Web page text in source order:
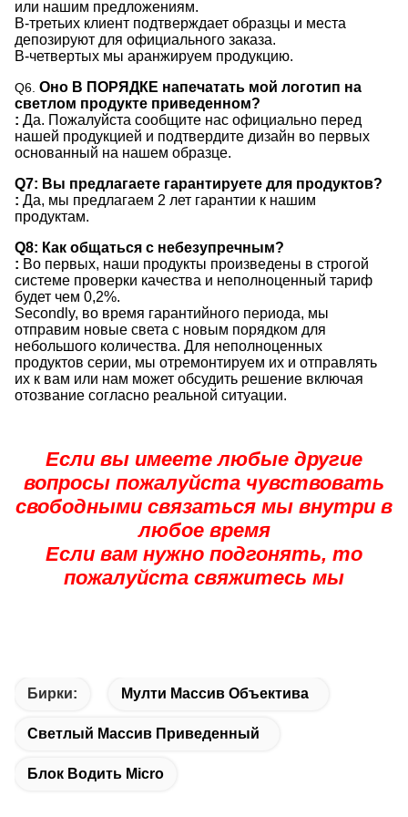
или нашим предложениям.
В-третьих клиент подтверждает образцы и места
депозируют для официального заказа.
В-четвертых мы аранжируем продукцию.
Q6. Оно В ПОРЯДКЕ напечатать мой логотип на
светлом продукте приведенном?
: Да. Пожалуйста сообщите нас официально перед
нашей продукцией и подтвердите дизайн во первых
основанный на нашем образце.
Q7: Вы предлагаете гарантируете для продуктов?
: Да, мы предлагаем 2 лет гарантии к нашим
продуктам.
Q8: Как общаться с небезупречным?
: Во первых, наши продукты произведены в строгой
системе проверки качества и неполноценный тариф
будет чем 0,2%.
Secondly, во время гарантийного периода, мы
отправим новые света с новым порядком для
небольшого количества. Для неполноценных
продуктов серии, мы отремонтируем их и отправлять
их к вам или нам может обсудить решение включая
отозвание согласно реальной ситуации.
Если вы имеете любые другие
вопросы пожалуйста чувствовать
свободными связаться мы внутри в
любое время
Если вам нужно подгонять, то
пожалуйста свяжитесь мы
Бирки: Мулти Массив Объектива
Светлый Массив Приведенный
Блок Водить Micro